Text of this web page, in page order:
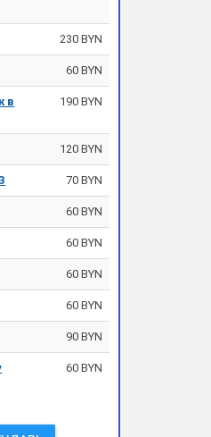
230 BYN
60 BYN
в
190 BYN
120 BYN
70 BYN
60 BYN
60 BYN
60 BYN
60 BYN
90 BYN
60 BYN